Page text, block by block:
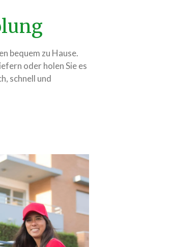
bequem zu Hause.
oder holen Sie es
schnell und